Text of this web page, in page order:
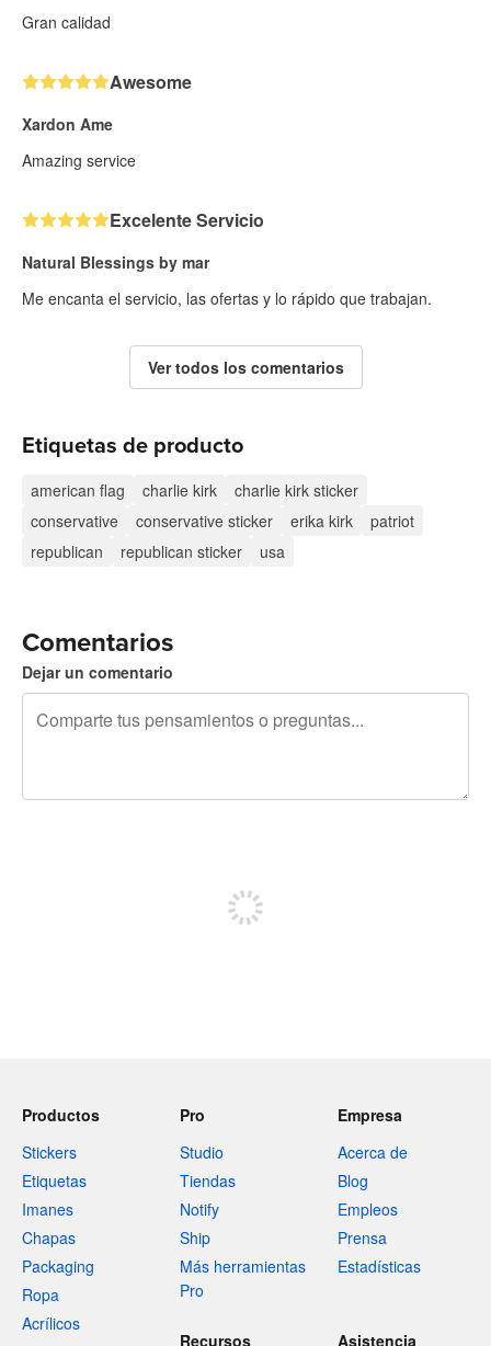
Gran calidad
Awesome
Xardon Ame
Amazing service
Excelente Servicio
Natural Blessings by mar
Me encanta el servicio, las ofertas y lo rápido que trabajan.
Ver todos los comentarios
Etiquetas de producto
american flag charlie kirk
charlie kirk sticker
conservative
conservative sticker erika kirk
patriot
republican
republican sticker usa
Comentarios
Dejar un comentario
Productos
Stickers
Etiquetas
Imanes
Chapas
Packaging
Ropa
Acrílicos
Pro
Studio
Tiendas
Notify
Ship
Más herramientas
Pro
Empresa
Acerca de
Blog
Empleos
Prensa
Estadísticas
Recursos Asistencia